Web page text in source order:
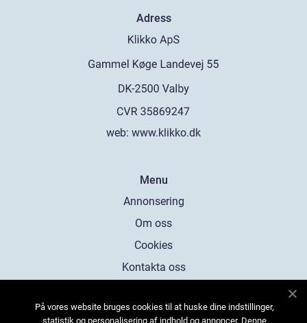
Adress
web: www.klikko.dk
Menu
Annonsering
Om oss
Cookies
Kontakta oss
På vores website bruges cookies til at huske dine indstillinger,
statistik og personalisering af indhold og annoncer. Denne